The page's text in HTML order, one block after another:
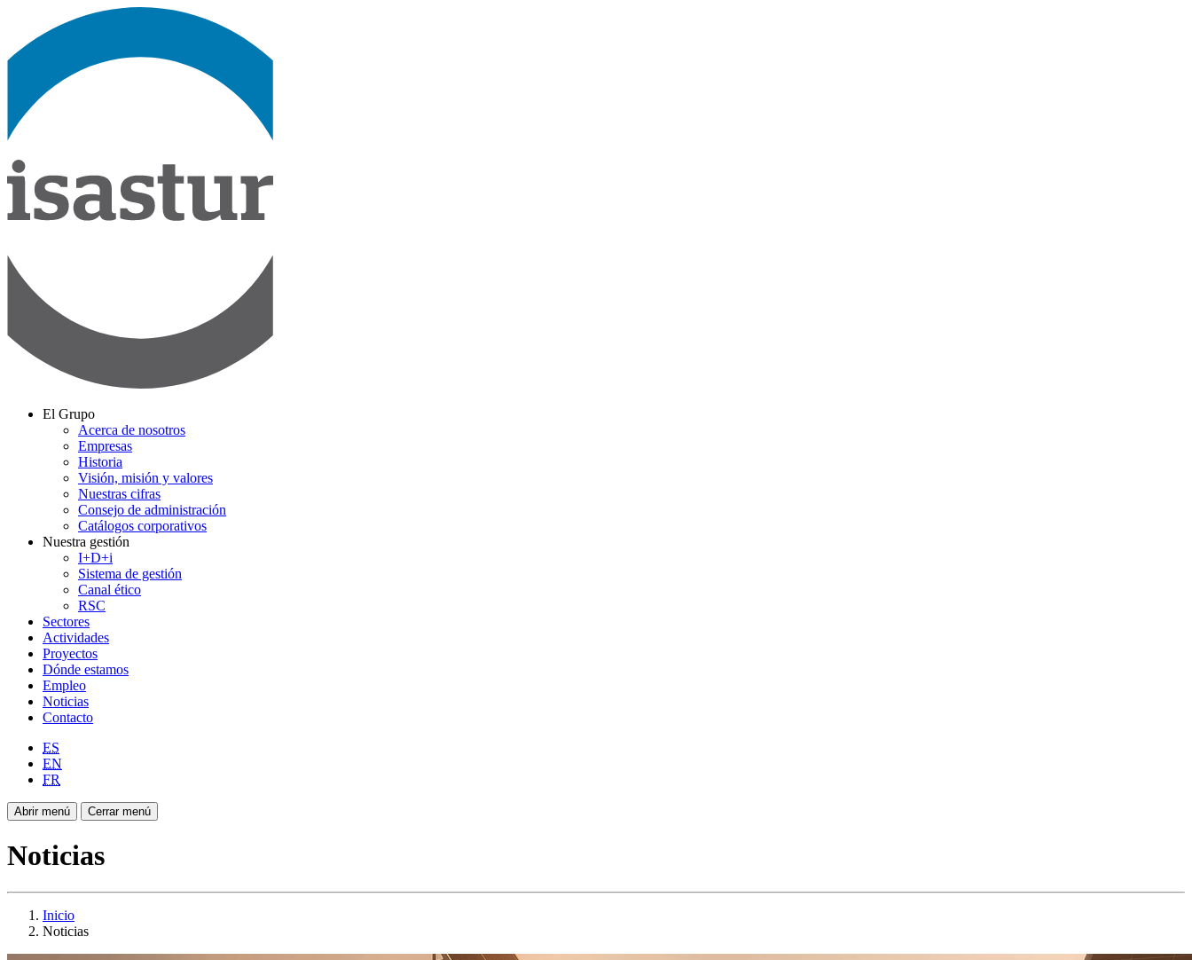
El Grupo
Acerca de nosotros
Empresas
Historia
Visión, misión y valores
Nuestras cifras
Consejo de administración
Catálogos corporativos
Nuestra gestión
I+D+i
Sistema de gestión
Canal ético
RSC
Sectores
Actividades
Proyectos
Dónde estamos
Empleo
Noticias
Contacto
ES
EN
FR
Abrir menú Cerrar menú
Noticias
Inicio
Noticias